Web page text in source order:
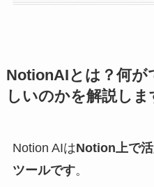
NotionAIとは？何が
しいのかを解説しま
Notion AIはNotion上で
ツールです。